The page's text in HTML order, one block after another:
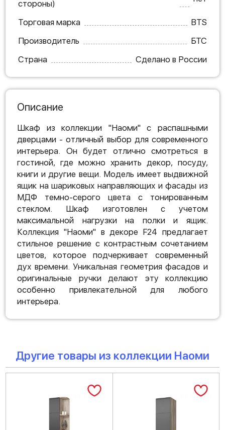
стороны)
Торговая марка
BTS
Производитель
БТС
Страна
Сделано в России
Описание
Шкаф из коллекции "Наоми" с распашными
дверцами - отличный выбор для современного
интерьера. Он будет отлично смотреться в
гостиной, где можно хранить декор, посуду,
книги и другие вещи. Модель имеет выдвижной
ящик на шариковых направляющих и фасады из
МДФ темно-серого цвета с тонированным
стеклом. Шкаф изготовлен с учетом
максимальной нагрузки на полки и ящик.
Коллекция "Наоми" в декоре F24 предлагает
стильное решение с контрастным сочетанием
цветов, которое подчеркивает современный
дух времени. Уникальная геометрия фасадов и
оригинальные ручки делают эту коллекцию
особенно привлекательной для любого
интерьера.
Другие товары из коллекции Наоми